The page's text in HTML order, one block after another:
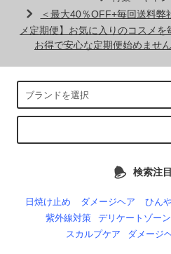
＜最大40％OFF+毎回送料弊
メ定期便】お気に入りのコスメを
お得で安心な定期便始めませ
検索注
日焼け止め ダメージヘア ひん
紫外線対策
デリケートゾーン
スカルプケア
ダメージ